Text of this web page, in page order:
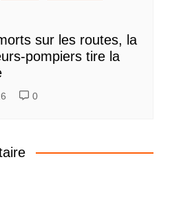
sur les routes, la
pompiers tire la
0